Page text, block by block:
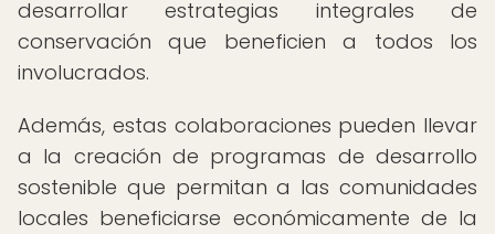
desarrollar estrategias integrales de
conservación que beneficien a todos los
involucrados.
Además, estas colaboraciones pueden llevar
a la creación de programas de desarrollo
sostenible que permitan a las comunidades
locales beneficiarse económicamente de la